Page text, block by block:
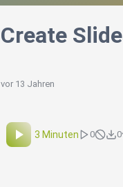
Create
vor 13 Jahren
3 Minuten 0 0